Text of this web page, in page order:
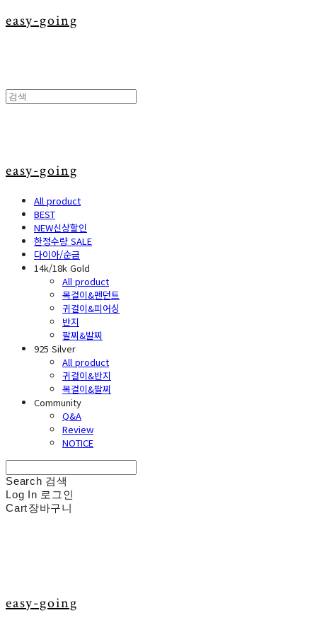
easy-going
easy-going
All product
BEST
NEW신상할인
한정수량 SALE
다이아/순금
14k/18k Gold
All product
목걸이&펜던트
귀걸이&피어싱
반지
팔찌&발찌
925 Silver
All product
귀걸이&반지
목걸이&팔찌
Community
Q&A
Review
NOTICE
Search 검색
Log In 로그인
Cart장바구니
easy-going